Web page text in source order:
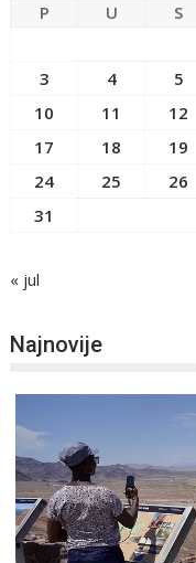
P U S
3
4 5
10
11 12
17
18 19
24
25 26
31
« jul
Najnovije